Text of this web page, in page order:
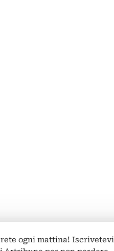
ogni mattina!